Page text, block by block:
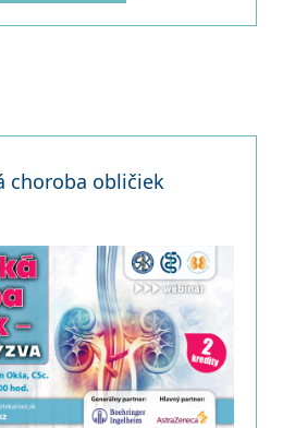
choroba obličiek